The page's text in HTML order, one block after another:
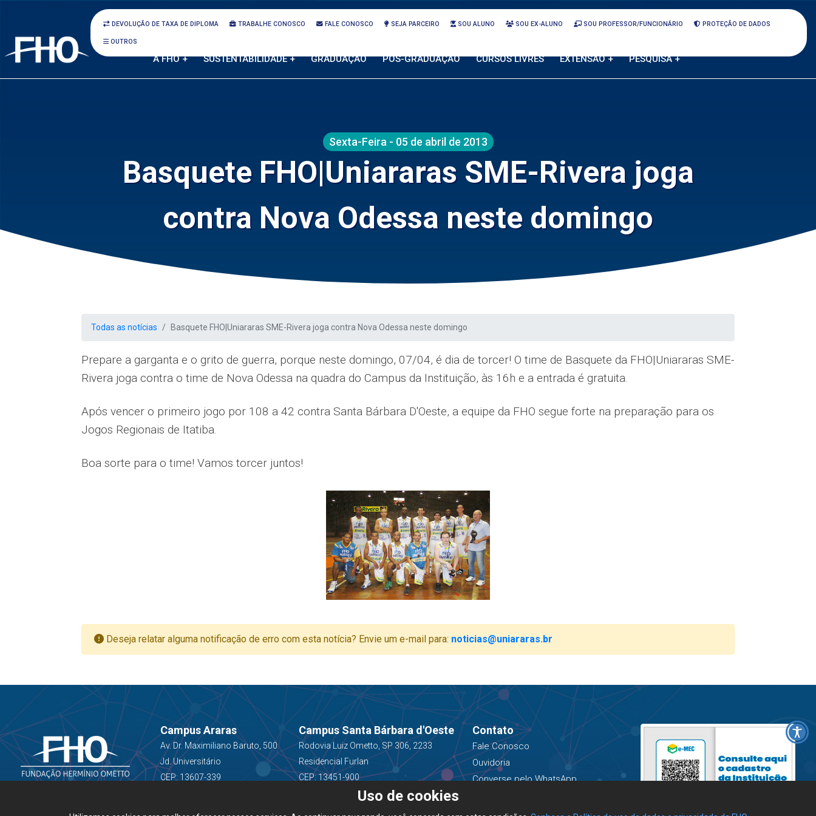
DEVOLUÇÃO DE TAXA DE DIPLOMA TRABALHE CONOSCO FALE CONOSCO SEJA PARCEIRO SOU ALUNO SOU EX-ALUNO SOU PROFESSOR/FUNCIONÁRIO PROTEÇÃO DE DADOS
OUTROS
A FHO + SUSTENTABILIDADE + GRADUAÇÃO PÓS-GRADUAÇÃO CURSOS LIVRES EXTENSÃO + PESQUISA +
Sexta-Feira - 05 de abril de 2013
Basquete FHO|Uniararas SME-Rivera joga
contra Nova Odessa neste domingo
Todas as notícias Basquete FHO|Uniararas SME-Rivera joga contra Nova Odessa neste domingo
Prepare a garganta e o grito de guerra, porque neste domingo, 07/04, é dia de torcer! O time de Basquete da FHO|Uniararas SME-
Rivera joga contra o time de Nova Odessa na quadra do Campus da Instituição, às 16h e a entrada é gratuita.
Após vencer o primeiro jogo por 108 a 42 contra Santa Bárbara D'Oeste, a equipe da FHO segue forte na preparação para os
Jogos Regionais de Itatiba.
Boa sorte para o time! Vamos torcer juntos!
Deseja relatar alguma notificação de erro com esta notícia? Envie um e-mail para: noticias@uniararas.br
Campus Araras
Av. Dr. Maximiliano Baruto, 500
Jd. Universitário
CEP: 13607-339
Campus Santa Bárbara d'Oeste
Rodovia Luiz Ometto, SP 306, 2233
Residencial Furlan
CEP: 13451-900
Contato
Fale Conosco
Ouvidoria
Converse pelo WhatsApp
Uso de cookies